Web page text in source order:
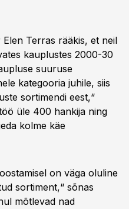
Elen Terras rääkis, et neil
kauplustes 2000-30
suuruse
kategooria juhile, siis
sortimendi eest,“
üle 400 hankija ning
kolme käe
on väga oluline
sortiment,“ sõnas
mõtlevad nad